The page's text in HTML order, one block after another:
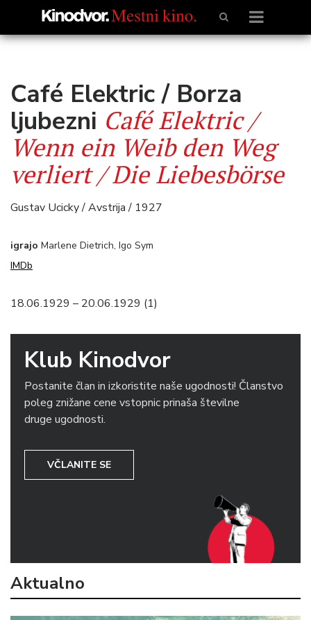
Café Elektric / Borza
ljubezni Café Elektric /
Wenn ein Weib den Weg
verliert / Die Liebesbörse
Gustav Ucicky / Avstrija / 1927
igrajo Marlene Dietrich, Igo Sym
IMDb
18.06.1929 – 20.06.1929 (1)
Klub Kinodvor
Postanite član in izkoristite naše ugodnosti! Članstvo
poleg znižane cene vstopnic prinaša številne
druge ugodnosti.
VČLANITE SE
Aktualno